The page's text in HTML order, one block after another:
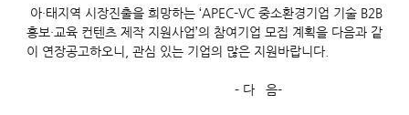
아·태지역 시장진출을 희망하는 ‘APEC-VC 중소환경기업 기술 B2B
홍보·교육 컨텐츠 제작 지원사업’의 참여기업 모집 계획을 다음과 같
이 연장공고하오니, 관심 있는 기업의 많은 지원바랍니다.
- 다 음-